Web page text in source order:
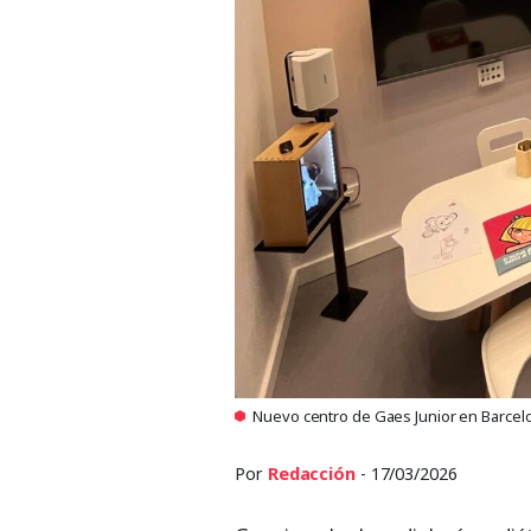
Nuevo centro de Gaes Junior en
Por Redacción- 17/03/2026